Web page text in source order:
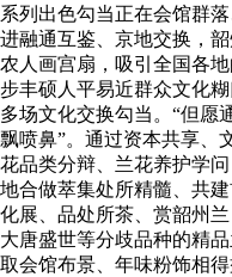
系列出色勾当正在会馆群
进融通互鉴、京地交换，
农人画宫扇，吸引全国各
步丰硕人平易近群众文化
多场文化交换勾当。“但愿
飘喷鼻”。通过资本共享、
花品类分辩、兰花养护学
地合做萃集处所精髓、共
化展、品处所茶、赏韶州
大唐盛世等分歧品种的精
取会馆布景、年味粉饰相